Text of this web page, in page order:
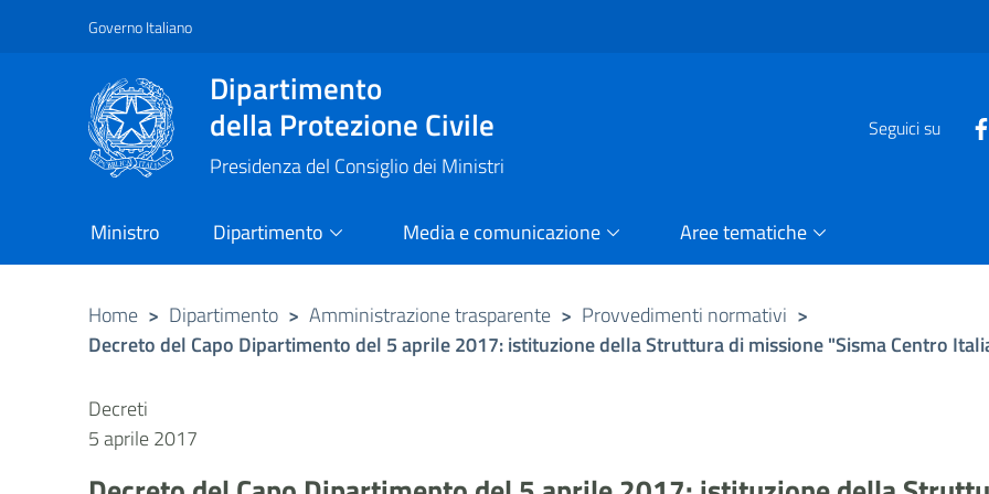
Vai al contenuto principale
Raggiungi il piè di pagina
Governo Italiano
Dipartimento
della Protezione Civile
Presidenza del Consiglio dei Ministri
Seguici su
Ministro Dipartimento Media e comunicazione Aree tematiche
Home > Dipartimento > Amministrazione trasparente > Provvedimenti normativi >
Decreto del Capo Dipartimento del 5 aprile 2017: istituzione della Struttura di missione "Sisma Centro
Decreti
5 aprile 2017